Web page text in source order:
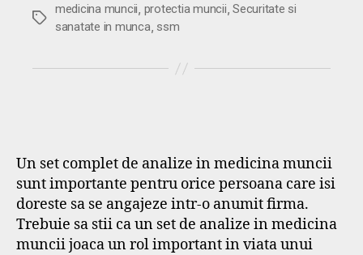
Etichete
medicina muncii, protectia muncii,Securitate si
sanatate in munca, ssm
Un set complet de analize in medicina muncii
sunt importante pentru orice persoana care isi
doreste sa se angajeze intr-o anumit firma.
Trebuie sa stii ca un set de analize in medicina
muncii joaca un rol important in viata unui